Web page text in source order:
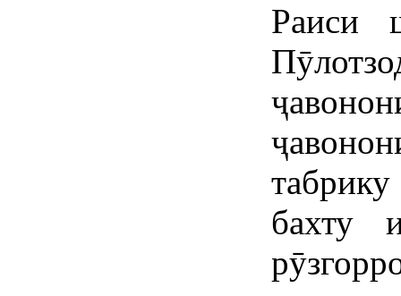
Раиси
бахту